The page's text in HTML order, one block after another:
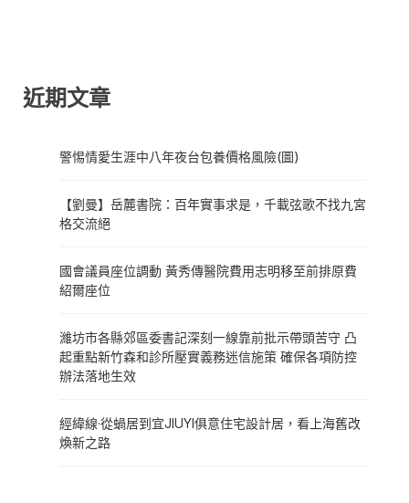
近期文章
警惕情愛生涯中八年夜台包養價格風險(圖)
【劉曼】岳麓書院：百年實事求是，千載弦歌不找九宮
格交流絕
國會議員座位調動 黃秀傳醫院費用志明移至前排原費
紹爾座位
濰坊市各縣郊區委書記深刻一線靠前批示帶頭苦守 凸
起重點新竹森和診所壓實義務迷信施策 確保各項防控
辦法落地生效
經緯線·從蝸居到宜JIUYI俱意住宅設計居，看上海舊改
煥新之路